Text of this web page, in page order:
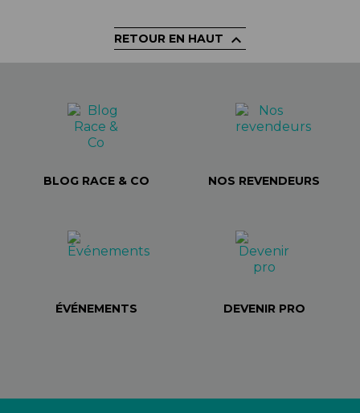
RETOUR EN HAUT 
BLOG RACE & CO NOS REVENDEURS
ÉVÉNEMENTS DEVENIR PRO